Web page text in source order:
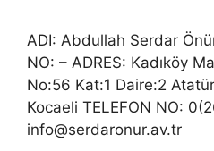
ADI: Abdullah Serdar
NO: – ADRES: Kadıköy
No:56 Kat:1 Daire:2
Kocaeli TELEFON NO:
info@serdaronur.av.tr